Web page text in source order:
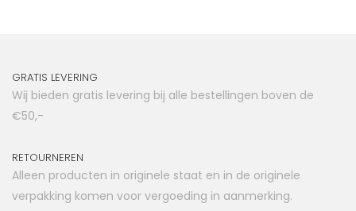
GRATIS LEVERING
Wij bieden gratis levering bij alle bestellingen boven de
€50,-
RETOURNEREN
Alleen producten in originele staat en in de originele
verpakking komen voor vergoeding in aanmerking.